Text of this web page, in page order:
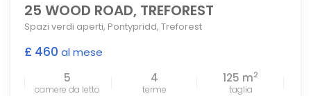
25 WOOD ROAD, TREFOREST
Spazi verdi aperti, Pontypridd, Treforest
£ 460 al mese
5
camere da letto
4
terme
125 m2
taglia